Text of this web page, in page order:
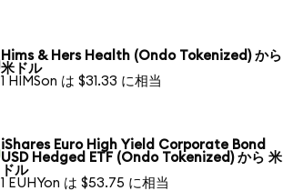
Hims & Hers Health (Ondo Tokenized) から
米ドル
1 HIMSon は $31.33 に相当
iShares Euro High Yield Corporate Bond
USD Hedged ETF (Ondo Tokenized) から 米
ドル
1 EUHYon は $53.75 に相当